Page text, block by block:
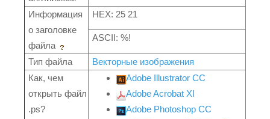
Информация
о заголовке
файла
HEX: 25 21
ASCII: %!
Тип файла
Векторные изображения
Как, чем
открыть файл
.ps?
Adobe Illustrator CC
Adobe Acrobat XI
Adobe Photoshop CC